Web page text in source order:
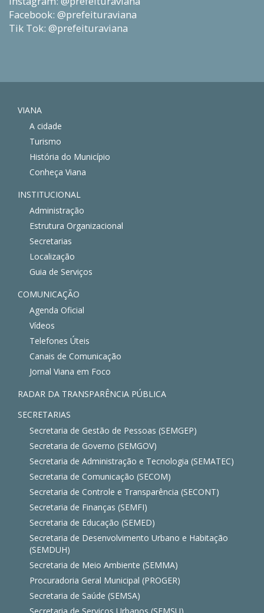
Facebook: @prefeituraviana
Tik Tok: @prefeituraviana
VIANA
A cidade
Turismo
História do Município
Conheça Viana
INSTITUCIONAL
Administração
Estrutura Organizacional
Secretarias
Localização
Guia de Serviços
COMUNICAÇÃO
Agenda Oficial
Vídeos
Telefones Úteis
Canais de Comunicação
Jornal Viana em Foco
RADAR DA TRANSPARÊNCIA PÚBLICA
SECRETARIAS
Secretaria de Gestão de Pessoas (SEMGEP)
Secretaria de Governo (SEMGOV)
Secretaria de Administração e Tecnologia (SEMATEC)
Secretaria de Comunicação (SECOM)
Secretaria de Controle e Transparência (SECONT)
Secretaria de Finanças (SEMFI)
Secretaria de Educação (SEMED)
Secretaria de Desenvolvimento Urbano e Habitação
(SEMDUH)
Secretaria de Meio Ambiente (SEMMA)
Procuradoria Geral Municipal (PROGER)
Secretaria de Saúde (SEMSA)